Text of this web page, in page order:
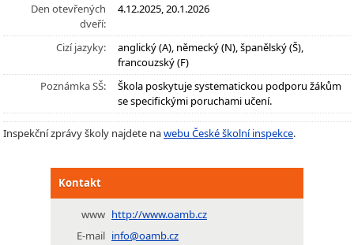
Den otevřených
dveří:
4.12.2025, 20.1.2026
Cizí jazyky:
anglický (A), německý (N), španělský (Š),
francouzský (F)
Poznámka SŠ:
Škola poskytuje systematickou podporu žákům
se specifickými poruchami učení.
Inspekční zprávy školy najdete nawebu České školní inspekce.
Kontakt
www http://www.oamb.cz
E-mail info@oamb.cz